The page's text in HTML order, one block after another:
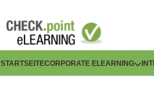
H
STARTSEITECORPORATE ELEARNING